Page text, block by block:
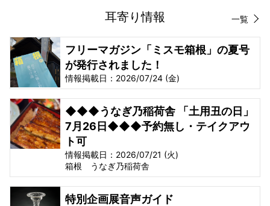
耳寄り情報 一覧
フリーマガジン「ミスモ箱根」の夏号
が発行されました！
情報掲載日：2026/07/24 (金)
◆◆◆うなぎ乃稲荷舎 「土用丑の日」
7月26日◆◆◆予約無し・テイクアウ
ト可
情報掲載日：2026/07/21 (火)
箱根 うなぎ乃稲荷舎
特別企画展音声ガイド